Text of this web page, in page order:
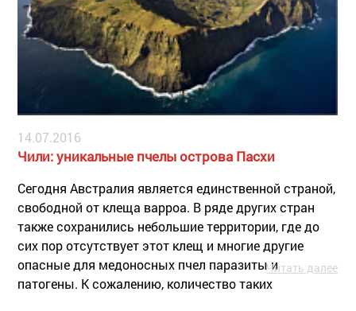
14.07.2016
Чили: уникальные пчелы острова Пасхи
Сегодня Австралия является единственной страной,
свободной от клеща варроа. В ряде других стран
также сохранились небольшие территории, где до
сих пор отсутствует этот клещ и многие другие
опасные для медоносных пчел паразиты и
патогены. К сожалению, количество таких
Читать далее